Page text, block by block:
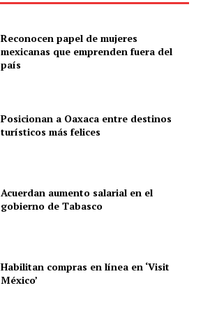
Reconocen papel de mujeres
mexicanas que emprenden fuera del
país
Posicionan a Oaxaca entre destinos
turísticos más felices
Acuerdan aumento salarial en el
gobierno de Tabasco
Habilitan compras en línea en ‘Visit
México’